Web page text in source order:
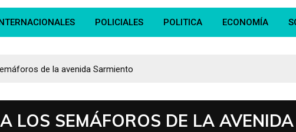
POLICIALES POLITICA ECONOMÍA
de la avenida Sarmiento
LOS SEMÁFOROS DE LA AVENIDA